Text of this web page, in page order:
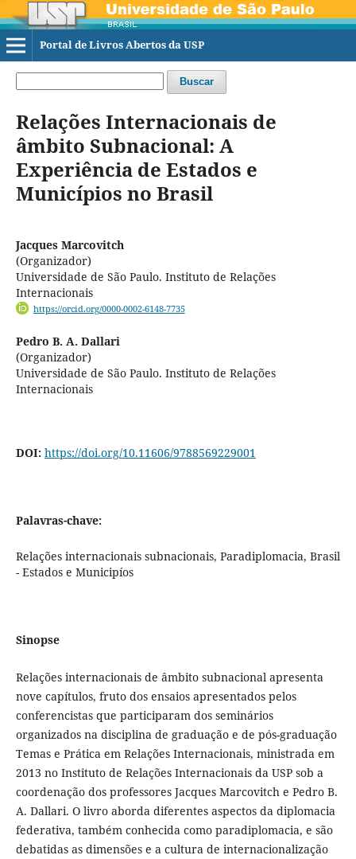
Portal de Livros Abertos da USP
Buscar
Relações Internacionais de
âmbito Subnacional: A
Experiência de Estados e
Municípios no Brasil
Jacques Marcovitch
(Organizador)
Universidade de São Paulo. Instituto de Relações
Internacionais
https://orcid.org/0000-0002-6148-7735
Pedro B. A. Dallari
(Organizador)
Universidade de São Paulo. Instituto de Relações
Internacionais
DOI: https://doi.org/10.11606/9788569229001
Palavras-chave:
Relações internacionais subnacionais, Paradiplomacia, Brasil
- Estados e Municipíos
Sinopse
Relações internacionais de âmbito subnacional apresenta
nove capítulos, fruto dos ensaios apresentados pelos
conferencistas que participaram dos seminários
organizados na disciplina de graduação e de pós-graduação
Temas e Prática em Relações Internacionais, ministrada em
2013 no Instituto de Relações Internacionais da USP sob a
coordenação dos professores Jacques Marcovitch e Pedro B.
A. Dallari. O livro aborda diferentes aspectos da diplomacia
federativa, também conhecida como paradiplomacia, e são
debatidas as dimensões e a cultura de internacionalização